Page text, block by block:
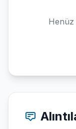
Henüz